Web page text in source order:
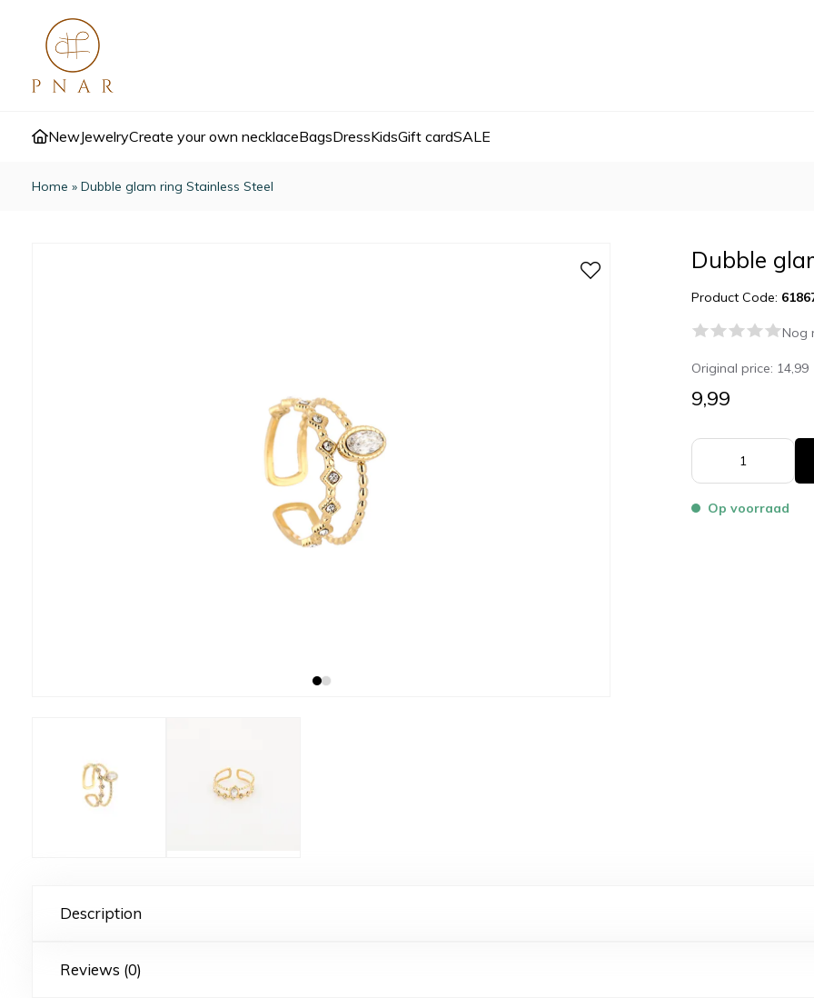
NewJewelryCreate your own necklaceBagsDressKidsGift cardSALE
Home » Dubble glam ring Stainless Steel
Dubble
Product Code:
Nog
Original price: 14,99
9,99
Op voorraad
Description
Reviews (0)